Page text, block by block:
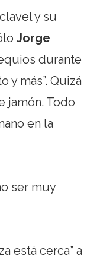
y su
Jorge
durante
y más”. Quizá
jamón. Todo
en la
ser muy
está cerca” a